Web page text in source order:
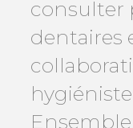
consulter
dentaires